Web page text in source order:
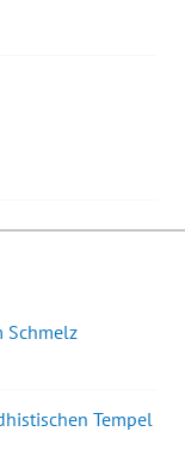
Schmelz
Tempel